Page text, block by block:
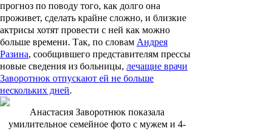
прогноз по поводу того, как долго она
проживет, сделать крайне сложно, и близкие
актрисы хотят провести с ней как можно
больше времени. Так, по словам Андрея
Разина, сообщившего представителям прессы
новые сведения из больницы, лечащие врачи
Заворотнюк отпускают ей не больше
нескольких дней.
Анастасия Заворотнюк показала
умилительное семейное фото с мужем и 4-